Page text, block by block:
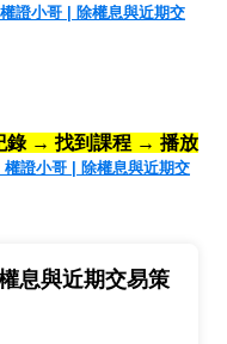
證小哥 | 除權息與近期交
錄 → 找到課程 → 播放
證小哥 | 除權息與近期交
息與近期交易策